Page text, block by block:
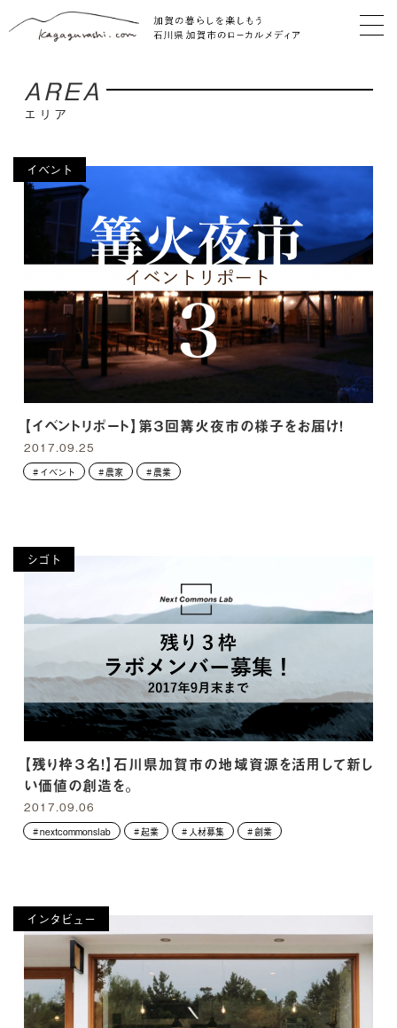
AREA
エリア
【イベントリポート】第３回篝火夜市の様子をお届け！
2017.09.25
イベント 農家 農業
イベント
【残り枠３名！】石川県加賀市の地域資源を活用して新し
い価値の創造を。
2017.09.06
nextcommonslab 起業 人材募集 創業
シゴト
インタビュー